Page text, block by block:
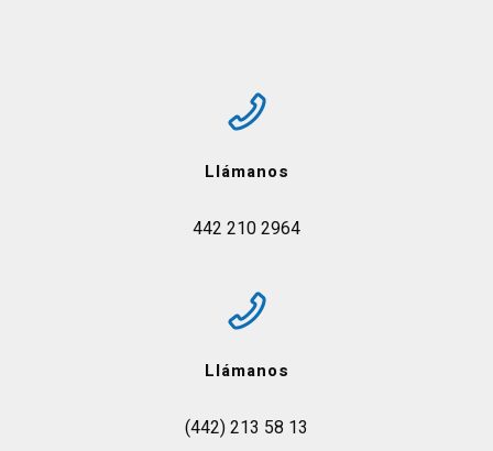
Llámanos
442 210 2964
Llámanos
(442) 213 58 13